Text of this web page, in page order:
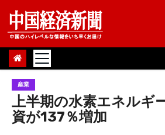
Skip
content
産業
上半期の水素エネルギ
資が137％増加